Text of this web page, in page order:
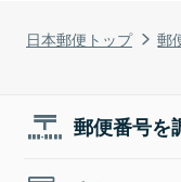
日本郵便トップ 郵
郵便番号を